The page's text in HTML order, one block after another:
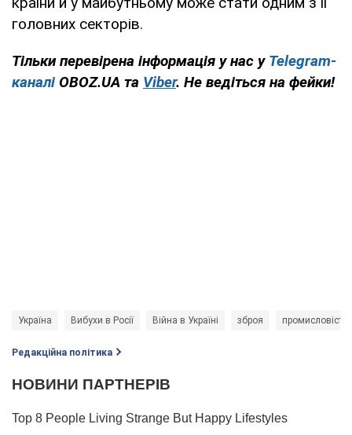
головних секторів.
Тільки перевірена інформація у нас у Telegram-
каналі OBOZ.UA та Viber. Не ведіться на фейки!
Україна Вибухи в Росії Війна в Україні зброя промисловість
Редакційна політика